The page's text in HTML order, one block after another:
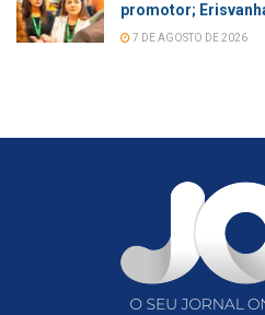
promotor;
7 DE AGOSTO DE 2026